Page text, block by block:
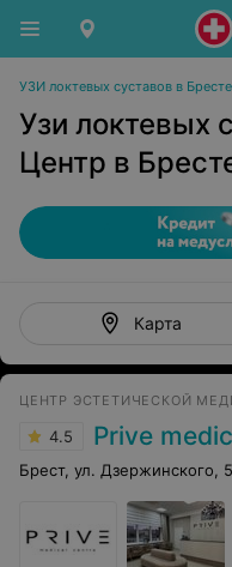
УЗИ локтевых суставов в Бресте
Узи локтевых
Центр в
Карта
ЦЕНТР ЭСТЕТИЧЕСКОЙ
4.5 Prive
Брест, ул. Дзержинского,